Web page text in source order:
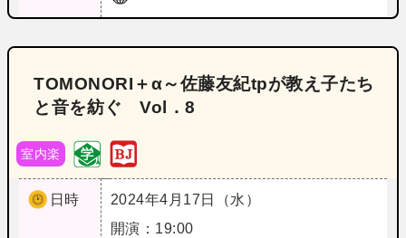
TOMONORI＋α～佐藤友紀tpが教え子たち
と音を紡ぐ Vol．8
室内楽
日時
2024年4月17日（水）
開演：19:00